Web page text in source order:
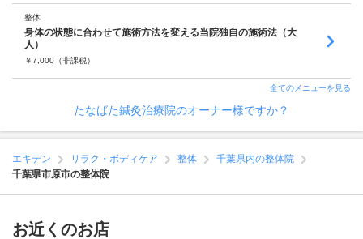
整体
身体の状態に合わせて施術方法を変える当院独自の施術法（大
人）
￥7,000 （非課税）
全てのメニューを見る
たなばた鍼灸治療院のオーナー様ですか？
エキテン リラク・ボディケア 整体
千葉県内の整体院
千葉県市原市の整体院
お近くのお店